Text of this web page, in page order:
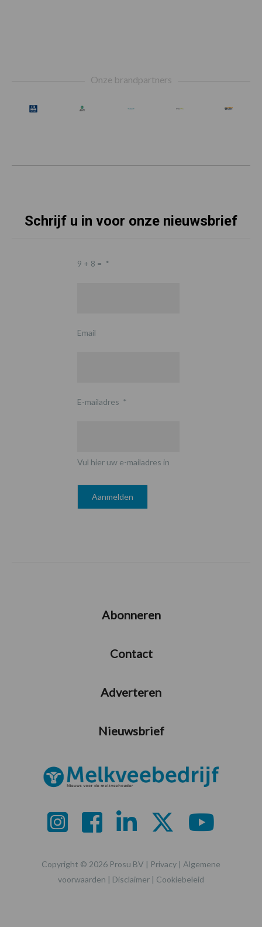
Onze brandpartners
Schrijf u in voor onze nieuwsbrief
9 + 8 = *
Email
E-mailadres *
Vul hier uw e-mailadres in
Abonneren
Contact
Adverteren
Nieuwsbrief
Copyright © 2026 Prosu BV | Privacy | Algemene
voorwaarden | Disclaimer | Cookiebeleid